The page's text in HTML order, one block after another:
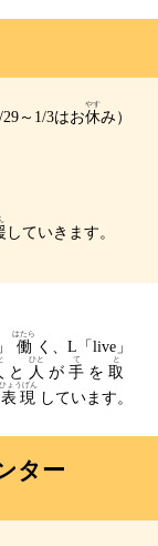
29～1/3はお休
やす
み）
していきます。
働
はたら
く、L「live」
と 人
ひと
が手
て
を取
と
表現
ひょうげん
しています。
ター